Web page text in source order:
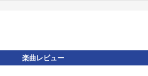
楽曲レビュー